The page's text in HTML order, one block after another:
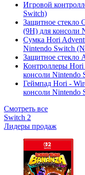
Игровой
Switch)
Защитное стекло
(9H) для консоли
Сумка Hori
Nintendo Switch
Защитное стекло
Контроллеры Hori
консоли Nintendo
Геймпад Hori -
консоли Nintendo
Смотреть все
Switch 2
Лидеры продаж